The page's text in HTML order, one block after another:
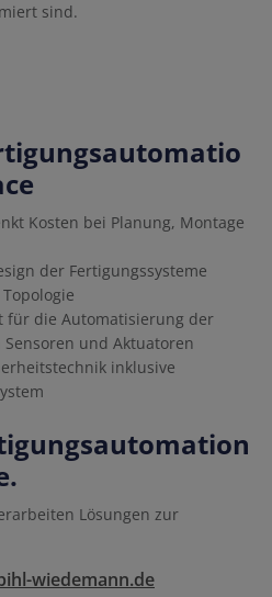
sind.
Kosten bei Planung, Montage
der Fertigungssysteme
für die Automatisierung der
und Aktuatoren
inklusive
Lösungen zur
wiedemann.de